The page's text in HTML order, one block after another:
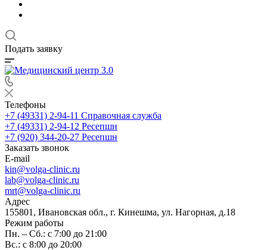
Подать заявку
Телефоны
+7 (49331) 2-94-11 Справочная служба
+7 (49331) 2-94-12 Ресепшн
+7 (920) 344-20-27 Ресепшн
Заказать звонок
E-mail
kin@volga-clinic.ru
lab@volga-clinic.ru
mrt@volga-clinic.ru
Адрес
155801, Ивановская обл., г. Кинешма, ул. Нагорная, д.18
Режим работы
Пн. – Сб.: с 7:00 до 21:00
Вс.: с 8:00 до 20:00